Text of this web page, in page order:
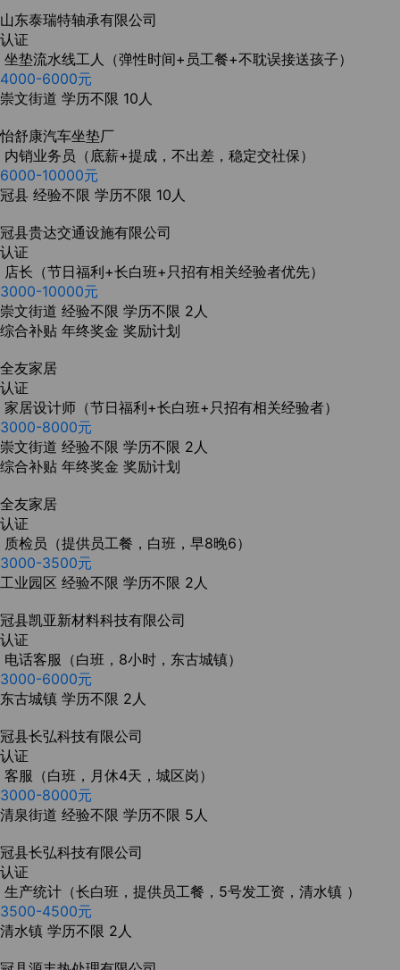
山东泰瑞特轴承有限公司
认证
坐垫流水线工人（弹性时间+员工餐+不耽误接送孩子）
4000-6000元
崇文街道 学历不限 10人
怡舒康汽车坐垫厂
内销业务员（底薪+提成，不出差，稳定交社保）
6000-10000元
冠县 经验不限 学历不限 10人
冠县贵达交通设施有限公司
认证
店长（节日福利+长白班+只招有相关经验者优先）
3000-10000元
崇文街道 经验不限 学历不限 2人
综合补贴 年终奖金 奖励计划
全友家居
认证
家居设计师（节日福利+长白班+只招有相关经验者）
3000-8000元
崇文街道 经验不限 学历不限 2人
综合补贴 年终奖金 奖励计划
全友家居
认证
质检员（提供员工餐，白班，早8晚6）
3000-3500元
工业园区 经验不限 学历不限 2人
冠县凯亚新材料科技有限公司
认证
电话客服（白班，8小时，东古城镇）
3000-6000元
东古城镇 学历不限 2人
冠县长弘科技有限公司
认证
客服（白班，月休4天，城区岗）
3000-8000元
清泉街道 经验不限 学历不限 5人
冠县长弘科技有限公司
认证
生产统计（长白班，提供员工餐，5号发工资，清水镇 ）
3500-4500元
清水镇 学历不限 2人